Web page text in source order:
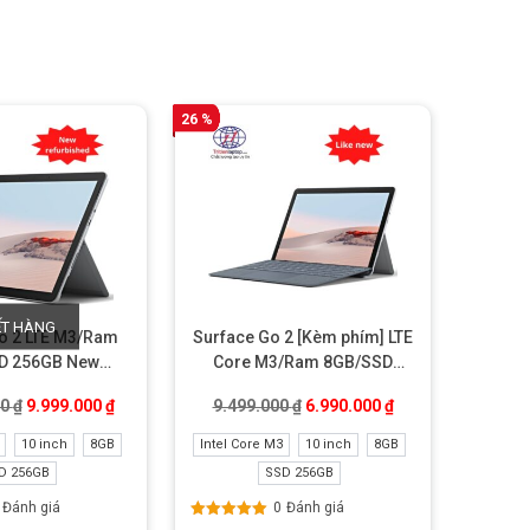
₫.
HÀNG
2 LTE M3/Ram
256GB New
₫ Giá gốc là: 14.500.000 ₫.
9.999.000₫Giá hiện tại là: 9.999.000 ₫.
10 inch
8GB
256GB
Đánh giá
26 %
Surface Go 2 [Kèm phím] LTE
Core M3/Ram 8GB/SSD
9.499.000₫ Giá gốc là: 9.499.000 ₫.
6.990.000₫Giá hiện tại là:
Intel Core M3 10 inch
8GB
SSD 256GB
0 Đánh giá